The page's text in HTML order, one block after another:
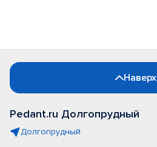
Наверх
Pedant.ru Долгопрудный
Долгопрудный